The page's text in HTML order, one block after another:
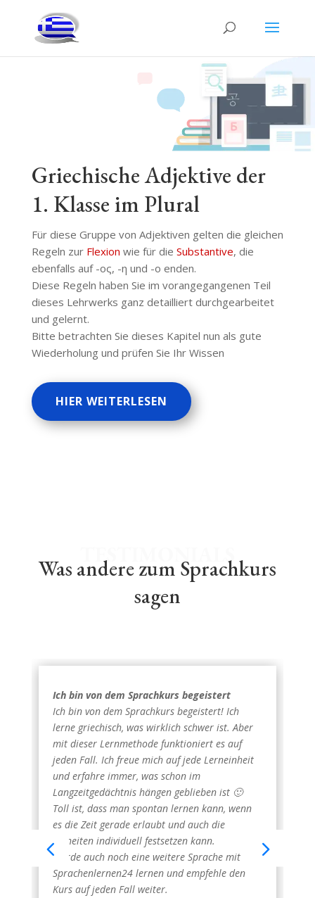
Griechische Adjektive der
1. Klasse im Plural
Für diese Gruppe von Adjektiven gelten die gleichen
Regeln zur Flexion wie für die Substantive, die
ebenfalls auf -ος, -η und -ο enden.
Diese Regeln haben Sie im vorangegangenen Teil
dieses Lehrwerks ganz detailliert durchgearbeitet
und gelernt.
Bitte betrachten Sie dieses Kapitel nun als gute
Wiederholung und prüfen Sie Ihr Wissen
HIER WEITERLESEN
TESTIMONIALS
Was andere zum Sprachkurs
sagen
Ich bin von dem Sprachkurs begeistert
Ich bin von dem Sprachkurs begeistert! Ich
lerne griechisch, was wirklich schwer ist. Aber
mit dieser Lernmethode funktioniert es auf
jeden Fall. Ich freue mich auf jede Lerneinheit
und erfahre immer, was schon im
Langzeitgedächtnis hängen geblieben ist 🙂
Toll ist, dass man spontan lernen kann, wenn
es die Zeit gerade erlaubt und auch die
Einheiten individuell festsetzen kann.
Werde auch noch eine weitere Sprache mit
Sprachenlernen24 lernen und empfehle den
Kurs auf jeden Fall weiter.